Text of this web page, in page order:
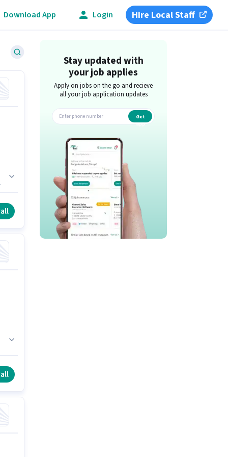
Download App Login Hire Local Staff
Stay updated with
your job applies
Apply on jobs on the go and recieve
all your job application updates
Get
app